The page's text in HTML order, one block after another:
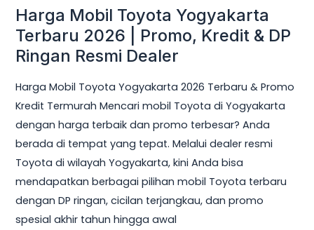
Harga Mobil Toyota Yogyakarta
Terbaru 2026 | Promo, Kredit & DP
Ringan Resmi Dealer
Harga Mobil Toyota Yogyakarta 2026 Terbaru & Promo
Kredit Termurah Mencari mobil Toyota di Yogyakarta
dengan harga terbaik dan promo terbesar? Anda
berada di tempat yang tepat. Melalui dealer resmi
Toyota di wilayah Yogyakarta, kini Anda bisa
mendapatkan berbagai pilihan mobil Toyota terbaru
dengan DP ringan, cicilan terjangkau, dan promo
spesial akhir tahun hingga awal
Harga
Mobil
Toyota
Terbaru
2026
|
Promo,
Kredit
&
DP
Ringan